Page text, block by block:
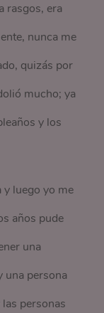
rasgos, era
nunca me
quizás por
mucho; ya
y los
y luego yo me
años pude
una
una persona
personas